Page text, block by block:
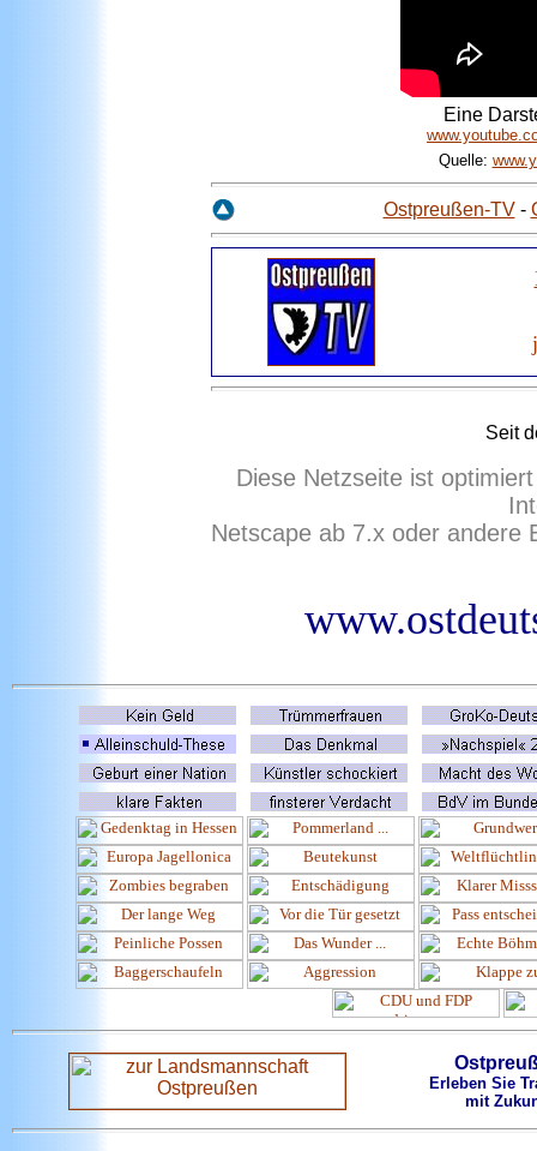
Eine
Quelle:
Ostpreußen-TV-
Seit
Diese Netzseite ist
Netscape ab 7.x oder andere
Erleben Sie
mit